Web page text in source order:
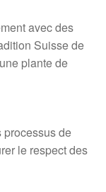
avec des
Suisse de
plante de
processus de
le respect des